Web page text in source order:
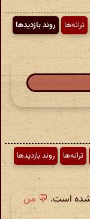
ترانه‌ها
روند بازدیدها
ترانه‌ها
روند بازدیدها
است.💬 من